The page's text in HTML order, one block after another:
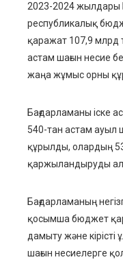
2023-2024 жылдары
республикалық
қаражат 107,9 млрд
астам шағын несие
жаңа жұмыс орны
Бағдарламаны іске
540-тан астам ауыл
құрылды, олардың
қаржыландыруды
Бағдарламаның
қосымша бюджет
дамыту және кірісті
шағын несиелерге